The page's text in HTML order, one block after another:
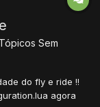
Tópicos Sem
do fly e ride !!
agora